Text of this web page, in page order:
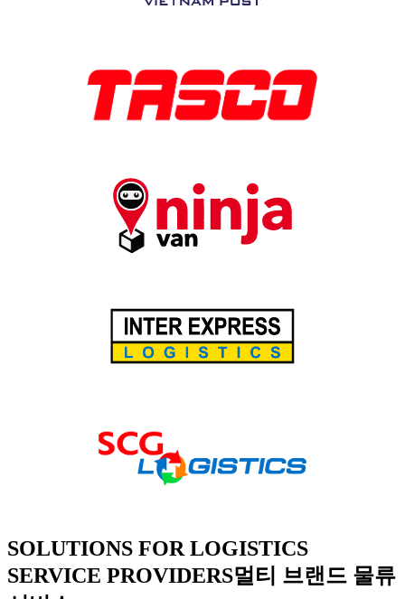
SOLUTIONS FOR LOGISTICS
SERVICE PROVIDERS멀티 브랜드 물류